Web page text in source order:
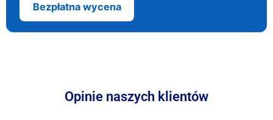
Bezpłatna wycena
Opinie naszych klientów